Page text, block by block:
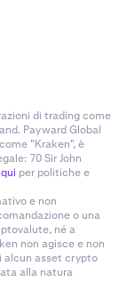
di trading come
Payward Global
"Kraken", è
70 Sir John
qui per politiche e
e non
o una
né a
non agisce e non
alcun asset crypto
alla natura